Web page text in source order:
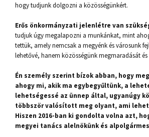
hogy tudjunk dolgozni a közösségünkért.
Erős önkormányzati jelenlétre van
tudjuk úgy megalapozni a munkánkat, mint
tettük, amely nemcsak a megyénk és városunk
lehetővé, hanem közösségünk megmaradását és
Én személy szerint bízok abban, hogy
ahogy mi, akik ma egybegyűltünk, a
lehetségessé az ünnep által, ugyanúgy
többször valósított meg olyant, ami
Hiszen 2016-ban ki gondolta volna azt,
megyei tanács alelnökünk és